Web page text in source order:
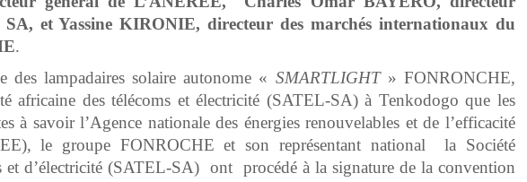
et Yassine KIRONIE, directeur des marchés internationaux du
.
des lampadaires solaire autonome « SMARTLIGHT » FONRONCHE,
africaine des télécoms et électricité (SATEL-SA) à Tenkodogo que les
à savoir l’Agence nationale des énergies renouvelables et de l’efficacité
le groupe FONROCHE et son représentant national la Société
et d’électricité (SATEL-SA) ont procédé à la signature de la convention